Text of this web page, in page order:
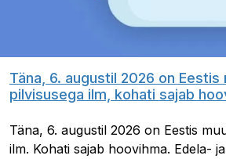
Täna, 6. augustil 2026 on Eestis
pilvisusega ilm, kohati sajab
Täna, 6. augustil 2026 on Eestis
ilm. Kohati sajab hoovihma. Edela-